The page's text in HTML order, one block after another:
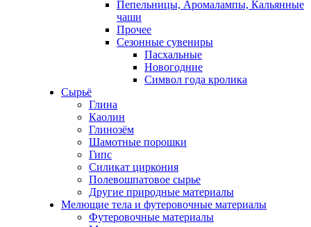
Пепельницы, Аромалампы, Кальянные
чаши
Прочее
Сезонные сувениры
Пасхальные
Новогодние
Символ года кролика
Сырьё
Глина
Каолин
Глинозём
Шамотные порошки
Гипс
Силикат циркония
Полевошпатовое сырье
Другие природные материалы
Мелющие тела и футеровочные материалы
Футеровочные материалы